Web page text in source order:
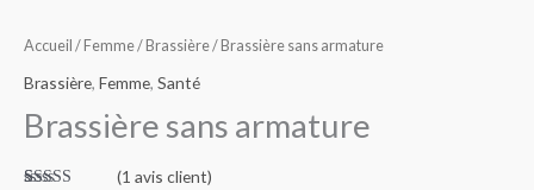
Accueil / Femme/ Brassière/ Brassière sans armature
Brassière, Femme, Santé
Brassière sans armature
(1 avis client)